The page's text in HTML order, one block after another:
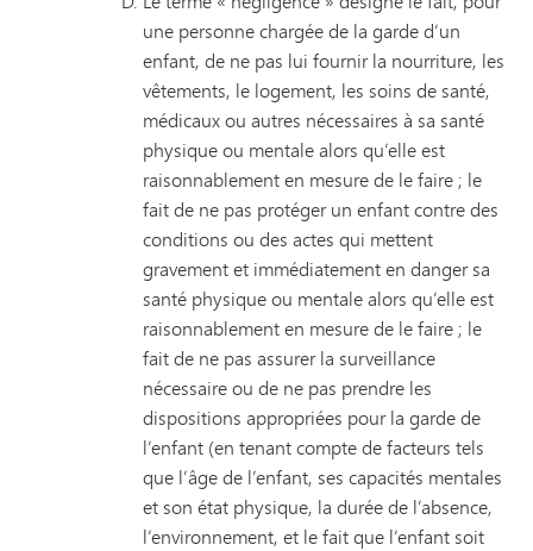
une personne chargée de la garde d’un
enfant, de ne pas lui fournir la nourriture, les
vêtements, le logement, les soins de santé,
médicaux ou autres nécessaires à sa santé
physique ou mentale alors qu’elle est
raisonnablement en mesure de le faire ; le
fait de ne pas protéger un enfant contre des
conditions ou des actes qui mettent
gravement et immédiatement en danger sa
santé physique ou mentale alors qu’elle est
raisonnablement en mesure de le faire ; le
fait de ne pas assurer la surveillance
nécessaire ou de ne pas prendre les
dispositions appropriées pour la garde de
l’enfant (en tenant compte de facteurs tels
que l’âge de l’enfant, ses capacités mentales
et son état physique, la durée de l’absence,
l’environnement, et le fait que l’enfant soit